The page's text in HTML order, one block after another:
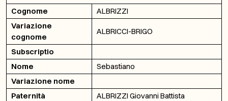
Cognome
ALBRIZZI
Variazione
cognome
ALBRICCI-BRIGO
Subscriptio
Nome
Sebastiano
Variazione nome
Paternità
ALBRIZZI Giovanni Battista